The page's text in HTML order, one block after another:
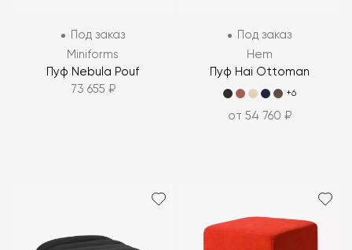
Под заказ
Miniforms
Пуф Nebula Pouf
73 655 ₽
Под заказ
Hem
Пуф Hai Ottoman
+6
от 54 760 ₽